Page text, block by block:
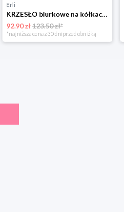
Erli
KRZESŁO biurkowe na kółkach OBROTOWE do biurka fotel SMART biurowy JUMI
92.90 zł123.50 zł*
*najniższa cena z 30 dni przed obniżką